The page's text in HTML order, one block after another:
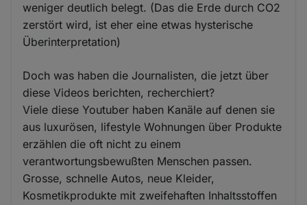
weniger deutlich belegt. (Das die Erde durch CO2
zerstört wird, ist eher eine etwas hysterische
Überinterpretation)
Doch was haben die Journalisten, die jetzt über
diese Videos berichten, recherchiert?
Viele diese Youtuber haben Kanäle auf denen sie
aus luxurösen, lifestyle Wohnungen über Produkte
erzählen die oft nicht zu einem
verantwortungsbewußten Menschen passen.
Grosse, schnelle Autos, neue Kleider,
Kosmetikprodukte mit zweifehaften Inhaltsstoffen